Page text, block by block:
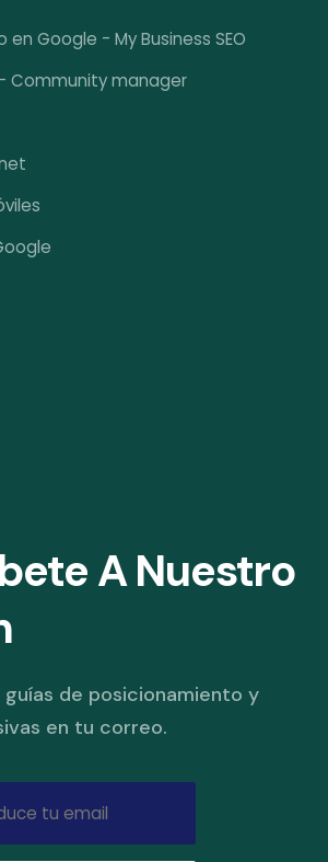
Google - My Business SEO
Community manager
A Nuestro
de posicionamiento y
en tu correo.